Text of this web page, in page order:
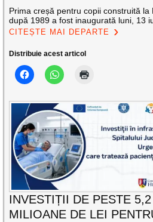
Prima creșă pentru copii construită la
după 1989 a fost inaugurată luni, 13
CITEȘTE MAI DEPARTE
Distribuie acest articol
INVESTIȚII DE PESTE 5,2
MILIOANE DE LEI